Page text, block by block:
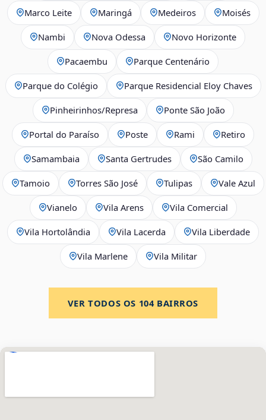
Marco Leite Maringá Medeiros Moisés
Nambi Nova Odessa Novo Horizonte
Pacaembu Parque Centenário
Parque do Colégio Parque Residencial Eloy Chaves
Pinheirinhos/Represa Ponte São João
Portal do Paraíso Poste Rami Retiro
Samambaia Santa Gertrudes São Camilo
Tamoio Torres São José Tulipas Vale Azul
Vianelo Vila Arens Vila Comercial
Vila Hortolândia Vila Lacerda Vila Liberdade
Vila Marlene Vila Militar
VER TODOS OS 104BAIRROS